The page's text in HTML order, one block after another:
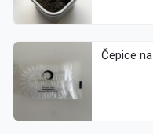
Čepice